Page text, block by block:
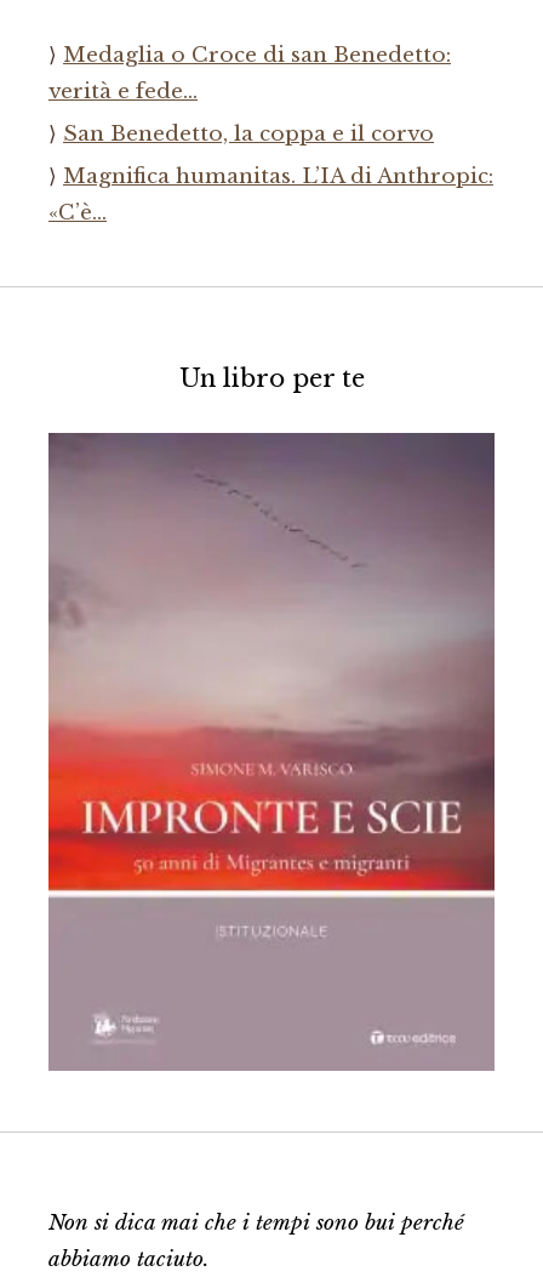
Medaglia o Croce di san Benedetto:
verità e fede…
San Benedetto, la coppa e il corvo
Magnifica humanitas. L’IA di Anthropic:
«C’è…
Un libro per te
Non si dica mai che i tempi sono bui perché
abbiamo taciuto.